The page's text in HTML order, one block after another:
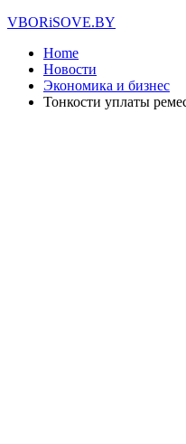
VBORiSOVE.BY
Home
Новости
Экономика и бизнес
Тонкости уплаты